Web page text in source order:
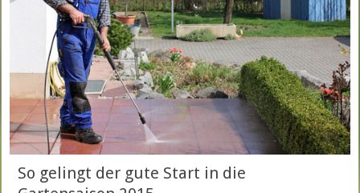
So gelingt der gute Start in die